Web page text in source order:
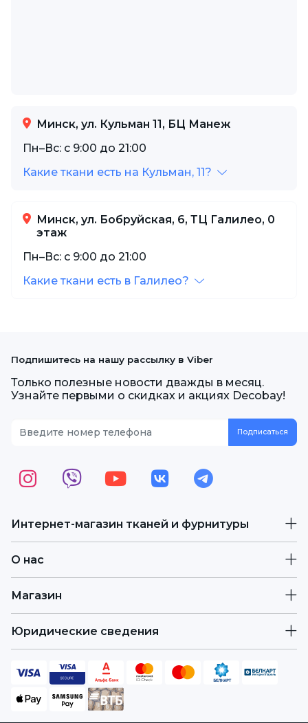
Минск, ул. Кульман 11, БЦ Манеж
Пн–Вс: с 9:00 до 21:00
Какие ткани есть на Кульман, 11?
Минск, ул. Бобруйская, 6, ТЦ Галилео, 0
этаж
Пн–Вс: с 9:00 до 21:00
Какие ткани есть в Галилео?
Интернет-магазин тканей и фурнитуры
О нас
Магазин
Юридические сведения
Подпишитесь на нашу рассылку в Viber
Только полезные новости дважды в месяц.
Узнайте первыми о скидках и акциях Decobay!